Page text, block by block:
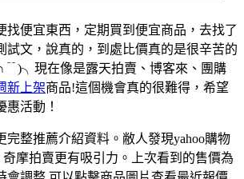
找便宜東西，定期買到便宜商品，去找了
試文，說真的，到處比價真的是很辛苦的
現在像是露天拍賣、博客來、團購
新上架商品!這個機會真的很難得，希望
惠活動！
完整推薦介紹資料。敝人發現yahoo購物
奇摩拍賣更有吸引力。上次看到的售價為